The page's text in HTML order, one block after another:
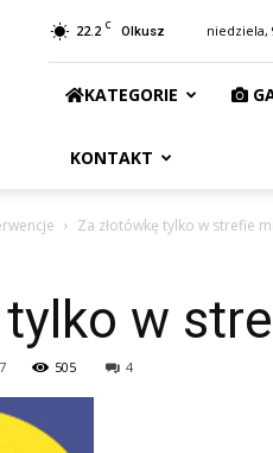
22.2 C Olkusz niedziela,
KATEGORIE
KONTAKT
Za złotówkę tylko w strefie
tylko w
505 4